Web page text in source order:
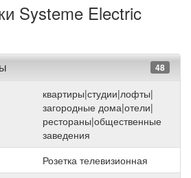
Systeme Electric
48
квартиры|студии|лофты|
загородные дома|отели|
рестораны|общественные
заведения
Розетка телевизионная